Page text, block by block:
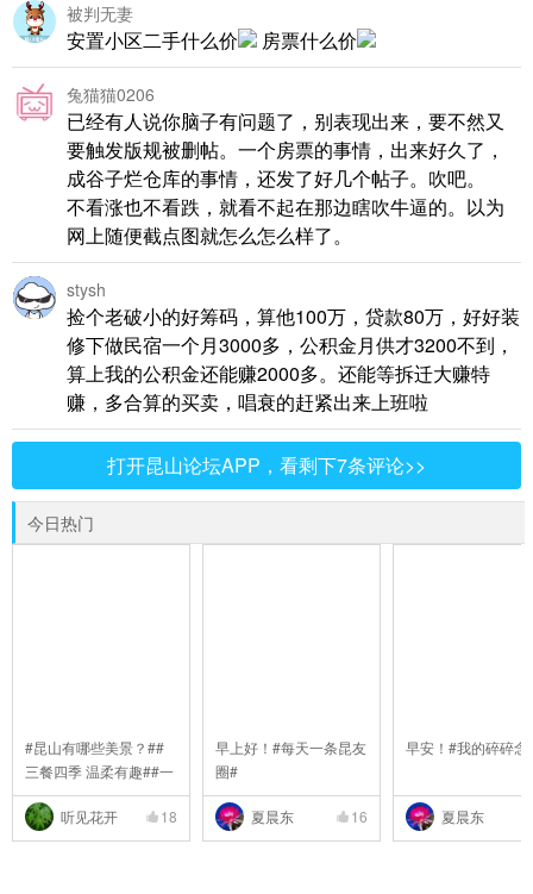
被判无妻
安置小区二手什么价 房票什么价
兔猫猫0206
已经有人说你脑子有问题了，别表现出来，要不然又
要触发版规被删帖。一个房票的事情，出来好久了，
成谷子烂仓库的事情，还发了好几个帖子。吹吧。
不看涨也不看跌，就看不起在那边瞎吹牛逼的。以为
网上随便截点图就怎么怎么样了。
stysh
捡个老破小的好筹码，算他100万，贷款80万，好好装
修下做民宿一个月3000多，公积金月供才3200不到，
算上我的公积金还能赚2000多。还能等拆迁大赚特
赚，多合算的买卖，唱衰的赶紧出来上班啦
打开昆山论坛APP，看剩下7条评论>>
今日热门
#昆山有哪些美景？##
三餐四季 温柔有趣##一
..
听见花开
18
早上好！#每天一条昆友
圈#
夏晨东 16
早安！#我的碎碎念
夏晨东